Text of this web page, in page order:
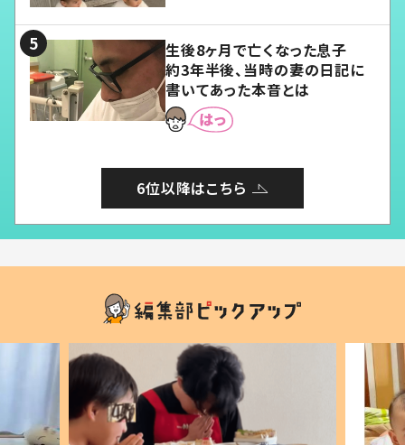
生後8ヶ月で亡くなった息子
約3年半後、当時の妻の日記に
書いてあった本音とは
6位以降はこちら